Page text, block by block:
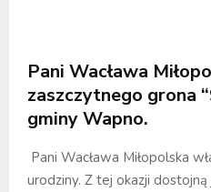
Pani Wacława
zaszczytnego grona
gminy Wapno.
Pani Wacława Miłopolska
urodziny. Z tej okazji